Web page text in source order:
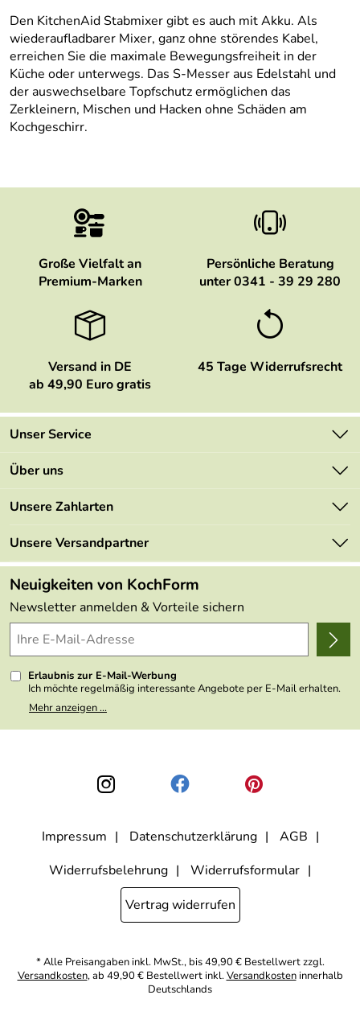
Den KitchenAid Stabmixer gibt es auch mit Akku. Als
wiederaufladbarer Mixer, ganz ohne störendes Kabel,
erreichen Sie die maximale Bewegungsfreiheit in der
Küche oder unterwegs. Das S-Messer aus Edelstahl und
der auswechselbare Topfschutz ermöglichen das
Zerkleinern, Mischen und Hacken ohne Schäden am
Kochgeschirr.
Große Vielfalt an
Premium-Marken
Persönliche Beratung
unter 0341 - 39 29 280
Versand in DE
ab 49,90 Euro gratis
45 Tage Widerrufsrecht
Unser Service
Kontakt
Mehrwertsteuerfrei
Retourenportal
FAQs
Lieferbedingungen
Delivery Terms
Kundenlogin
Über uns
Marken
Angebote
Made in Germany
Themen
Wir über uns
Presse
Unsere Zahlarten
Unsere Versandpartner
Neuigkeiten von KochForm
Newsletter anmelden & Vorteile sichern
Erlaubnis zur E-Mail-Werbung
Ich möchte regelmäßig interessante Angebote per E-Mail erhalten.
Meine E-Mail-Adresse wird nicht an andere Unternehmen
weitergegeben. Zu statistischen Zwecken wird in anonymer Form
den Link "Abmelden" am Ende des Newsletters anklicke oder die
Option Newsletter im Mitgliederbereich deaktiviere. Die
Datenschutzerklärung
habe ich zur Kenntnis genommen.
Mehr anzeigen ...
Impressum Datenschutzerklärung
AGB
Widerrufsbelehrung
Widerrufsformular
Vertrag widerrufen
* Alle Preisangaben inkl. MwSt., bis 49,90 € Bestellwert zzgl.
Versandkosten, ab 49,90 € Bestellwert inkl.Versandkosteninnerhalb
Deutschlands